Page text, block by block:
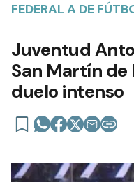
FEDERAL A DE
Juventud
San Martín de
duelo intenso